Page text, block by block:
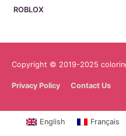
ROBLOX
Copyright © 2019-2025
Privacy Policy Contact Us
English Français